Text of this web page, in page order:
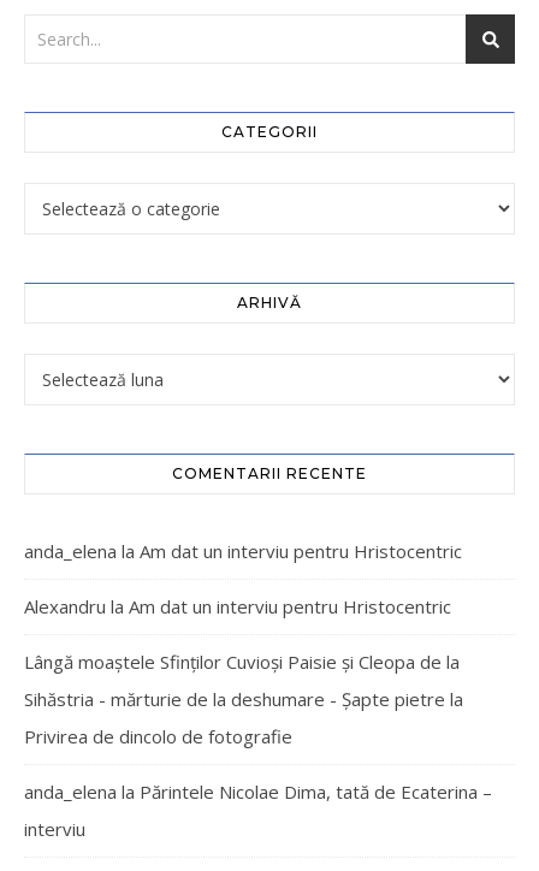
CATEGORII
ARHIVĂ
COMENTARII RECENTE
anda_elena la Am dat un interviu pentru Hristocentric
Alexandru la Am dat un interviu pentru Hristocentric
Lângă moaștele Sfinților Cuvioși Paisie și Cleopa de la
Sihăstria - mărturie de la deshumare - Şapte pietre la
Privirea de dincolo de fotografie
anda_elena la Părintele Nicolae Dima, tată de Ecaterina –
interviu